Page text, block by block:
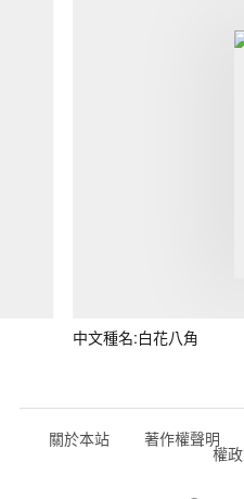
中文種名:白花八角
關於本站 著作權聲明
權